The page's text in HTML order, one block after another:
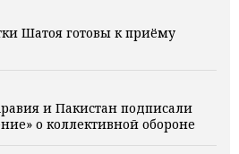
Шатоя готовы к приёму
и Пакистан подписали
о коллективной обороне